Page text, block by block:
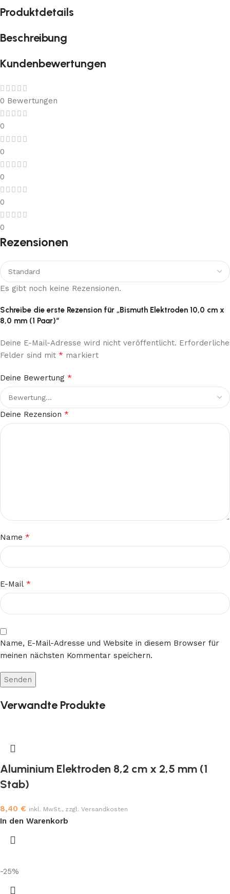
Produktdetails
Beschreibung
Kundenbewertungen
0 Bewertungen
0
0
0
0
0
Rezensionen
Es gibt noch keine Rezensionen.
Schreibe die erste Rezension für „Bismuth Elektroden 10,0 cm x
8,0 mm (1 Paar)“
Deine E-Mail-Adresse wird nicht veröffentlicht. Erforderliche
Felder sind mit * markiert
Deine Bewertung *
Deine Rezension *
Name *
E-Mail *
Name, E-Mail-Adresse und Website in diesem Browser für
meinen nächsten Kommentar speichern.
Verwandte Produkte
Aluminium Elektroden 8,2 cm x 2,5 mm (1
Stab)
8,40 € inkl. MwSt., zzgl. Versandkosten
In den Warenkorb
-25%